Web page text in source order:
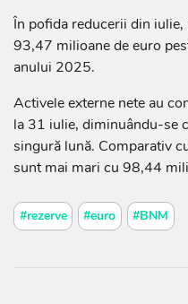
În pofida reducerii din
93,47 milioane de euro
anului 2025.
Activele externe nete au
la 31 iulie, diminuându-se
singură lună. Comparativ
sunt mai mari cu 98,44
#rezerve #euro #BNM